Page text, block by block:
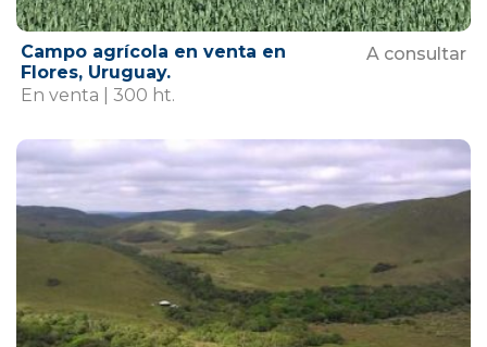
Campo agrícola en venta en
Flores, Uruguay.
A consultar
En venta | 300 ht.